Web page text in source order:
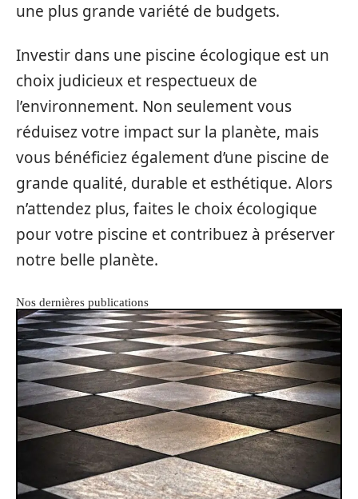
une plus grande variété de budgets.
Investir dans une piscine écologique est un
choix judicieux et respectueux de
l’environnement. Non seulement vous
réduisez votre impact sur la planète, mais
vous bénéficiez également d’une piscine de
grande qualité, durable et esthétique. Alors
n’attendez plus, faites le choix écologique
pour votre piscine et contribuez à préserver
notre belle planète.
Nos dernières publications